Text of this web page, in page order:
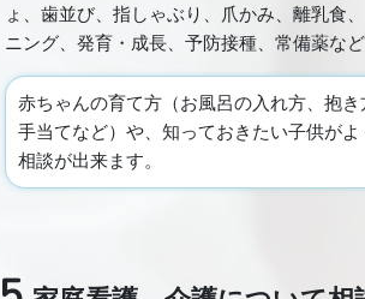
ょ、歯並び、指しゃぶり、爪かみ、離乳食
ニング、発育・成長、予防接種、常備薬など
赤ちゃんの育て方（お風呂の入れ方、抱
手当てなど）や、知っておきたい子供が
相談が出来ます。